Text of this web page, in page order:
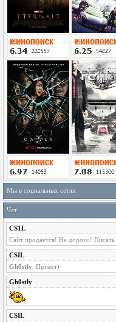
Мы в социальных сетях
Чат